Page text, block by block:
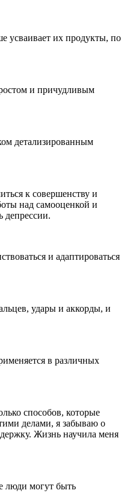
усваивает их продукты, по
и причудливым
детализированным
к совершенству и
над самооценкой и
депрессии.
и адаптироваться
удары и аккорды, и
в различных
способов, которые
делами, я забываю о
Жизнь научила меня
люди могут быть